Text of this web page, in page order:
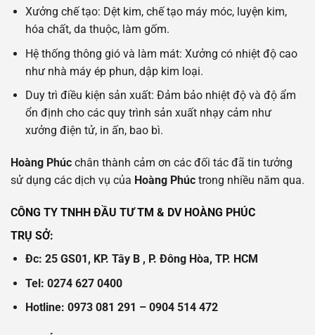
Xưởng chế tạo: Dệt kim, chế tạo máy móc, luyện kim,
hóa chất, da thuộc, làm gốm.
Hệ thống thông gió và làm mát: Xưởng có nhiệt độ cao
như nhà máy ép phun, dập kim loại.
Duy trì điều kiện sản xuất: Đảm bảo nhiệt độ và độ ẩm
ổn định cho các quy trình sản xuất nhạy cảm như
xưởng điện tử, in ấn, bao bì.
Hoàng Phúc chân thành cảm ơn các đối tác đã tin tưởng
sử dụng các dịch vụ của Hoàng Phúc trong nhiều năm qua.
CÔNG TY TNHH ĐẦU TƯ TM & DV HOÀNG PHÚC
TRỤ SỞ:
Đc: 25 GS01, KP. Tây B , P. Đông Hòa, TP. HCM
Tel: 0274 627 0400
Hotline: 0973 081 291 – 0904 514 472